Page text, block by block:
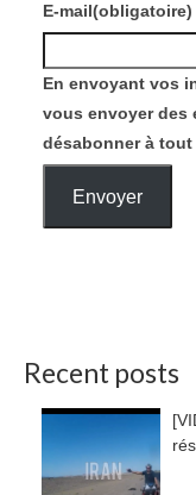
E-mail(obligatoire)
En envoyant vos
vous envoyer des
désabonner à tout
Envoyer
Recent posts